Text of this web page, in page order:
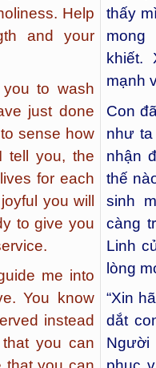
Help
and your
to wash
just done
sense how
tell you, the
for each
you will
to give you
me into
You know
instead
you can
thấy
mong
khiết.
mạnh
Con
như
nhận
thế
sinh
càng
Linh
lòng
“Xin
dắt
Người